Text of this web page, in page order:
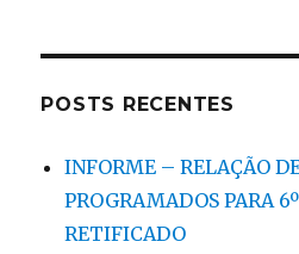
POSTS RECENTES
INFORME – RELAÇÃO
PROGRAMADOS PARA
RETIFICADO